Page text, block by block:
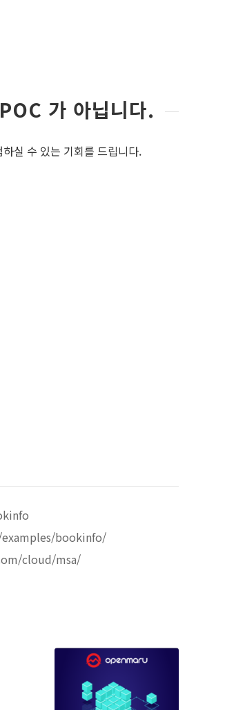
가 아닙니다.
실 수 있는 기회를 드립니다.
bookinfo/
cloud/msa/